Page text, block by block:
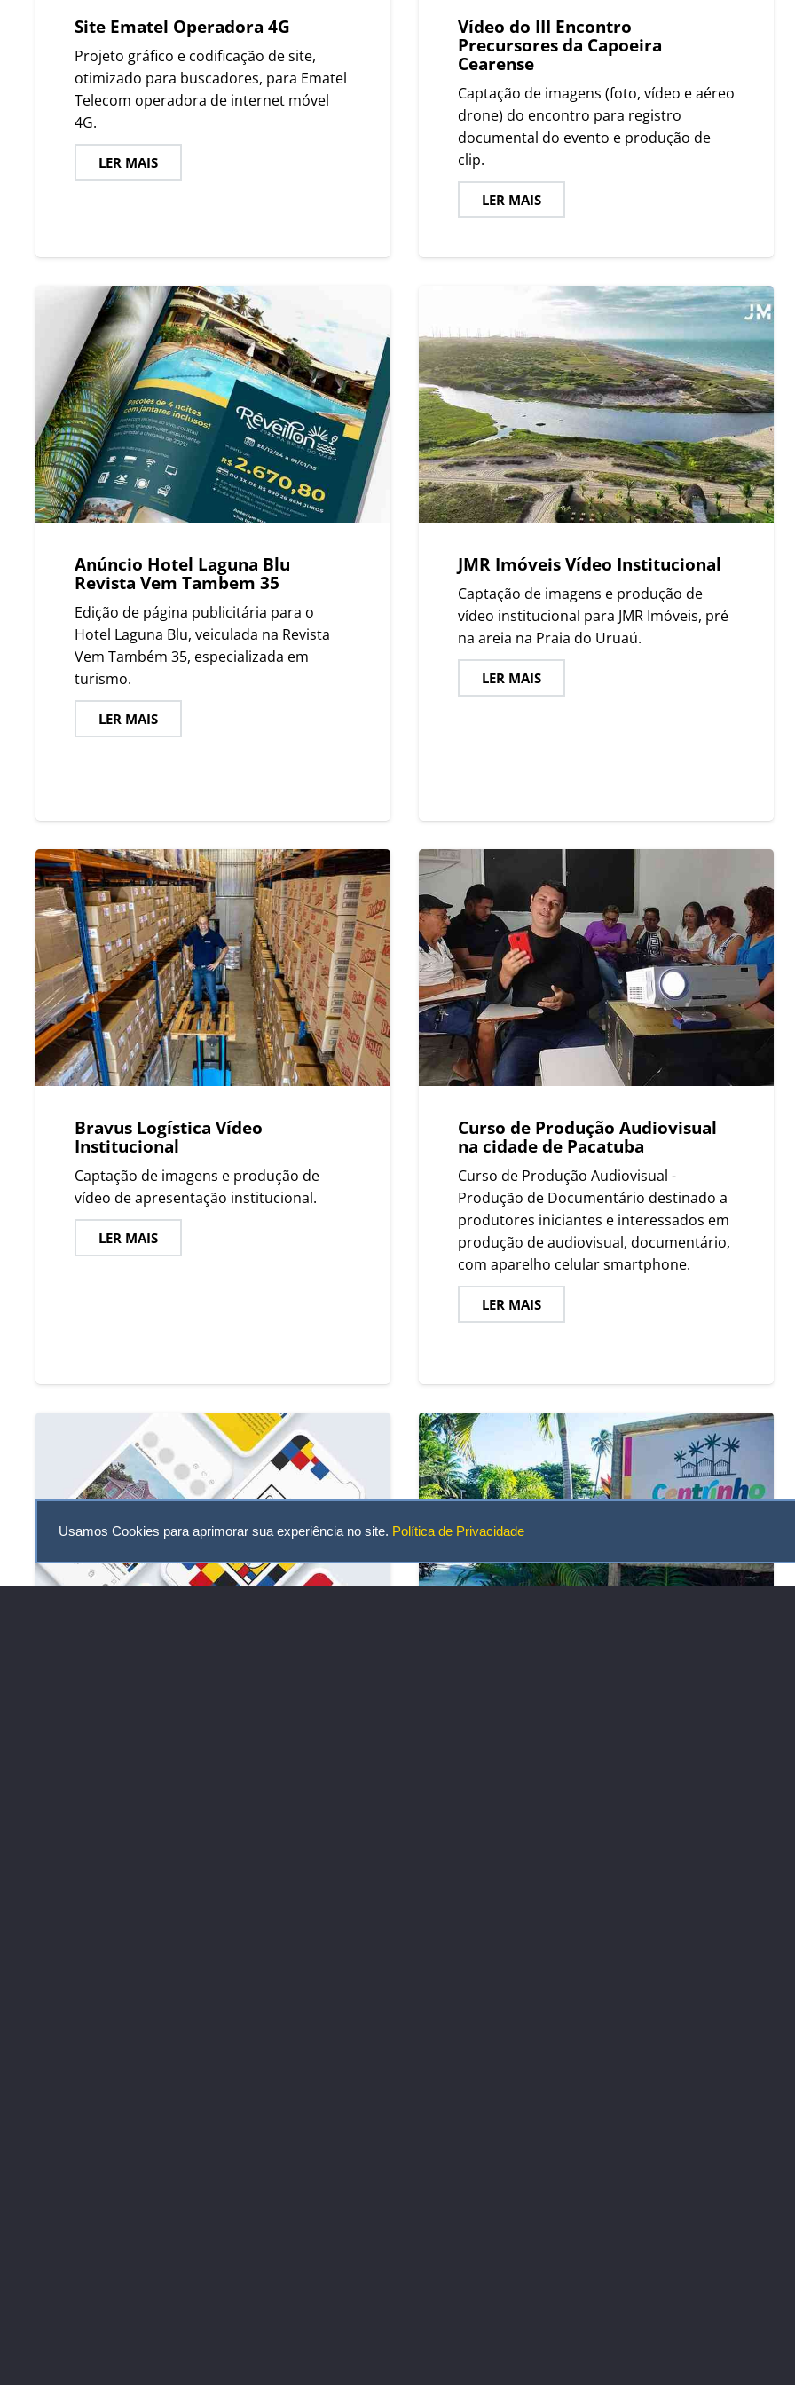
Usamos Cookies para aprimorar sua experiência no site. Política de Privacidade
Site Ematel Operadora 4G
Projeto gráfico e codificação de site,
otimizado para buscadores, para Ematel
Telecom operadora de internet móvel
4G.
LER MAIS
Vídeo do III Encontro
Precursores da Capoeira
Cearense
Captação de imagens (foto, vídeo e aéreo
drone) do encontro para registro
documental do evento e produção de
clip.
LER MAIS
Anúncio Hotel Laguna Blu
Revista Vem Tambem 35
Edição de página publicitária para o
Hotel Laguna Blu, veiculada na Revista
Vem Também 35, especializada em
turismo.
LER MAIS
JMR Imóveis Vídeo Institucional
Captação de imagens e produção de
vídeo institucional para JMR Imóveis, pré
na areia na Praia do Uruaú.
LER MAIS
Bravus Logística Vídeo
Institucional
Captação de imagens e produção de
vídeo de apresentação institucional.
LER MAIS
Curso de Produção Audiovisual
na cidade de Pacatuba
Curso de Produção Audiovisual -
Produção de Documentário destinado a
produtores iniciantes e interessados em
produção de audiovisual, documentário,
com aparelho celular smartphone.
LER MAIS